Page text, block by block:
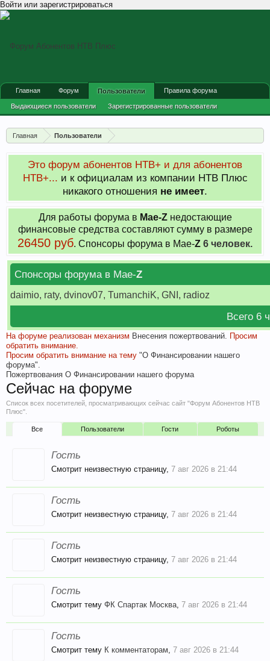
Войти или зарегистрироваться
Главная Пользователи
Это форум абонентов НТВ+ и для абонентов
НТВ+... и к официалам из компании НТВ Плюс
никакого отношения не имеет.
Для работы форума в Мае-Zнедостающие
финансовые средства составляют сумму в размере
26450 руб. Cпонсоры форума в Мае-Z 6 человек.
Спонсоры форума в Мае-Z
daimio, raty, dvinov07, TumanchiK, GNI, radioz
Всего 6
На форуме реализован механизм Внесения пожертвований. Просим
обратить внимание.
Просим обратить внимание на тему "О Финансировании нашего
форума".
Пожертвования О Финансировании нашего форума
Сейчас на форуме
Список всех посетителей, просматривающих сейчас сайт "Форум Абонентов НТВ
Плюс".
Все Пользователи Гости Роботы
Гость
Смотрит неизвестную страницу, 7 авг 2026 в 21:44
Гость
Смотрит неизвестную страницу, 7 авг 2026 в 21:44
Гость
Смотрит неизвестную страницу, 7 авг 2026 в 21:44
Гость
Смотрит тему ФК Спартак Москва, 7 авг 2026 в 21:44
Гость
Смотрит тему К комментаторам, 7 авг 2026 в 21:44
Главная Форум Пользователи
Выдающиеся пользователи Зарегистрированные пользователи
Новые сообщения профиля
Правила форума